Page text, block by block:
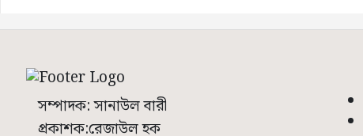
সম্পাদক: সানাউল বারী
প্রকাশক:রেজাউল হক